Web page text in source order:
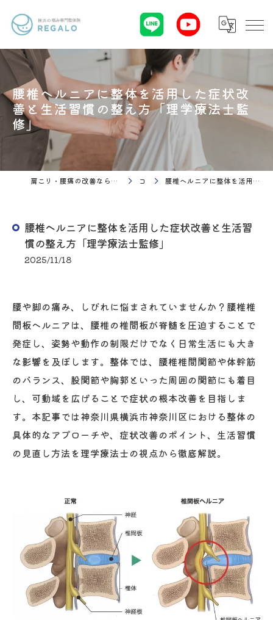
腰椎ヘルニアに整体を活用した症状改
善と生活習慣の整え方「理学療法士監
修」
肩こり・腰痛の改善なら理学療法 整体院Regalo（横浜市神奈川区白楽駅） コラム 腰椎ヘルニアに整体を活用した症状改善と生活習慣の整え方「理学療法士監修」
腰椎ヘルニアに整体を活用した症状改善と生活習
慣の整え方「理学療法士監修」
2025/11/18
腰や脚の痛み、しびれに悩まされていませんか？腰椎椎
間板ヘルニアは、腰椎の椎間板が脊髄を圧迫することで
発症し、姿勢や動作の制限だけでなく日常生活にも大き
な影響を及ぼします。整体では、腰椎椎間関節や体幹筋
のバランス、股関節や胸郭といった周囲の関節にも着目
し、可動域を広げることで症状の根本改善を目指しま
す。本記事では神奈川県横浜市神奈川区における整体の
具体的なアプローチや、症状改善のポイント、生活習慣
の見直し方法を理学療法士の視点から徹底解説。